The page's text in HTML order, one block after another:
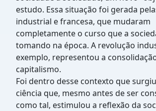
estudo. Essa situação foi gerada
industrial e francesa, que mudaram
completamente o curso que a
tomando na época. A revolução
exemplo, representou a
capitalismo.
Foi dentro desse contexto que
ciência que, mesmo antes de ser
como tal, estimulou a reflexão da